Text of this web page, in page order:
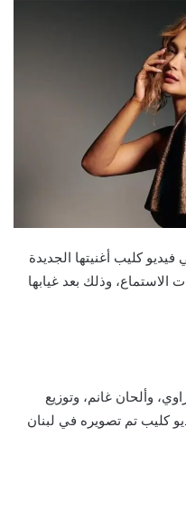
كليب أغنيتها الجديدة
وذلك بعد غيابها
وألحان غانم، وتوزيع
كليب تم تصويره في لبنان